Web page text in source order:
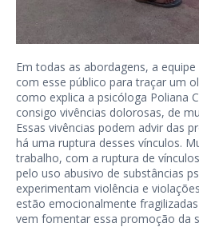
Em todas as abordagens, a
com esse público para traçar um
como explica a psicóloga Poliana
consigo vivências dolorosas, de
Essas vivências podem advir das
há uma ruptura desses vínculos.
trabalho, com a ruptura de
pelo uso abusivo de substâncias
experimentam violência e
estão emocionalmente
vem fomentar essa promoção da